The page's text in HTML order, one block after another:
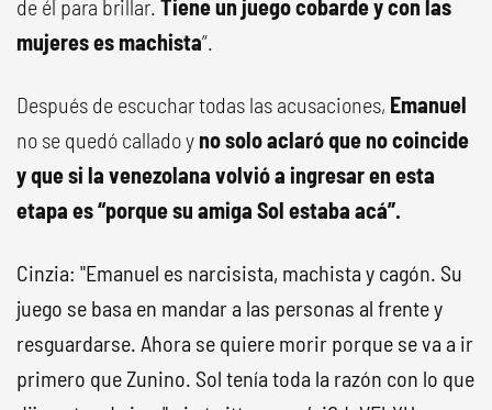
de él para brillar. Tiene un juego cobarde y con las
mujeres es machista”.
Después de escuchar todas las acusaciones, Emanuel
no se quedó callado y no solo aclaró que no coincide
y que si la venezolana volvió a ingresar en esta
etapa es “porque su amiga Sol estaba acá”.
Cinzia: "Emanuel es narcisista, machista y cagón. Su
juego se basa en mandar a las personas al frente y
resguardarse. Ahora se quiere morir porque se va a ir
primero que Zunino. Sol tenía toda la razón con lo que